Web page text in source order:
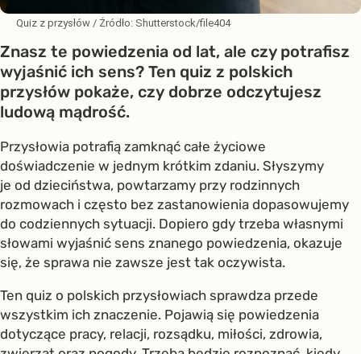
Quiz z przysłów / Źródło: Shutterstock/file404
Znasz te powiedzenia od lat, ale czy potrafisz
wyjaśnić ich sens? Ten quiz z polskich
przysłów pokaże, czy dobrze odczytujesz
ludową mądrość.
Przysłowia potrafią zamknąć całe życiowe
doświadczenie w jednym krótkim zdaniu. Słyszymy
je od dzieciństwa, powtarzamy przy rodzinnych
rozmowach i często bez zastanowienia dopasowujemy
do codziennych sytuacji. Dopiero gdy trzeba własnymi
słowami wyjaśnić sens znanego powiedzenia, okazuje
się, że sprawa nie zawsze jest tak oczywista.
Ten quiz o polskich przysłowiach sprawdza przede
wszystkim ich znaczenie. Pojawią się powiedzenia
dotyczące pracy, relacji, rozsądku, miłości, zdrowia,